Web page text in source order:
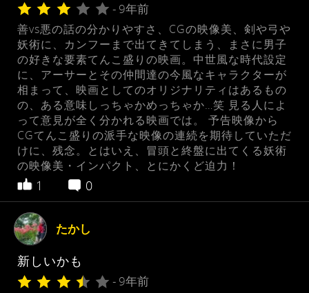
- 9年前
善vs悪の話の分かりやすさ、CGの映像美、剣や弓や
妖術に、カンフーまで出てきてしまう、まさに男子
の好きな要素てんこ盛りの映画。中世風な時代設定
に、アーサーとその仲間達の今風なキャラクターが
相まって、映画としてのオリジナリティはあるもの
の、ある意味しっちゃかめっちゃか…笑 見る人によ
って意見が全く分かれる映画では。 予告映像から
CGてんこ盛りの派手な映像の連続を期待していただ
けに、残念。とはいえ、冒頭と終盤に出てくる妖術
の映像美・インパクト、とにかくど迫力！
1 0
たかし
新しいかも
- 9年前